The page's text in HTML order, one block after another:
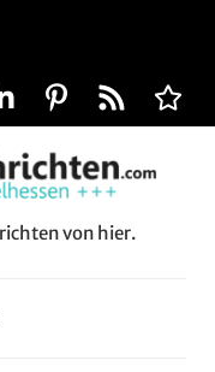
Pinterest
RSS-
Feed
Alle
von hier.